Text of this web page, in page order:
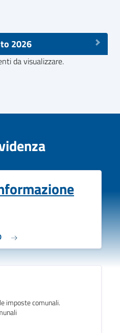
2026
da visualizzare.
imposte comunali.